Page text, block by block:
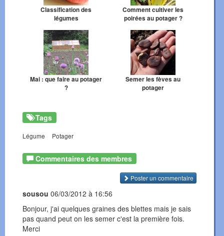
Classification des
légumes
Comment cultiver les
poirées au potager ?
Mai : que faire au potager
?
Semer les fèves au
potager
Tags
Légume Potager
Commentaires des membres
Poster un commentaire
sousou 06/03/2012 à 16:56
Bonjour, j'ai quelques graines des blettes mais je sais
pas quand peut on les semer c'est la première fois.
Merci